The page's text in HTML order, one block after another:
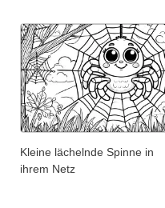
Kleine lächelnde Spinne in
ihrem Netz